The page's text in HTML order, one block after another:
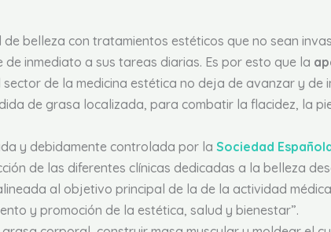
belleza con tratamientos estéticos que no sean
inmediato a sus tareas diarias. Es por esto que la
de la medicina estética no deja de avanzar y de
de grasa localizada, para combatir la flacidez, la
y debidamente controlada por la Sociedad
de las diferentes clínicas dedicadas a la belleza
al objetivo principal de la de la actividad
y promoción de la estética, salud y bienestar”.